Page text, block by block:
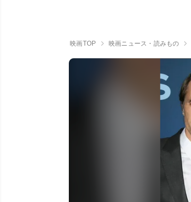
映画TOP 映画ニュース・読みもの